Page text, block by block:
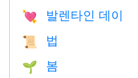
💘 발렌타인 데이
📜 법
🌱 봄